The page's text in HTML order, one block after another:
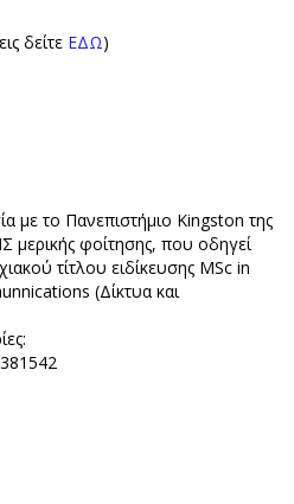
δείτε ΕΔΩ)
με το Πανεπιστήμιο Kingston της
μερικής φοίτησης, που οδηγεί
τίτλου ειδίκευσης MSc in
(Δίκτυα και